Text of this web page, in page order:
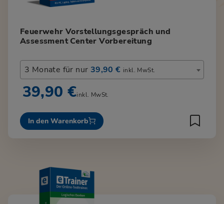
Feuerwehr Vorstellungsgespräch und
Assessment Center Vorbereitung
3 Monate für nur 39,90 € inkl. MwSt.
39,90 €inkl. MwSt.
In den Warenkorb